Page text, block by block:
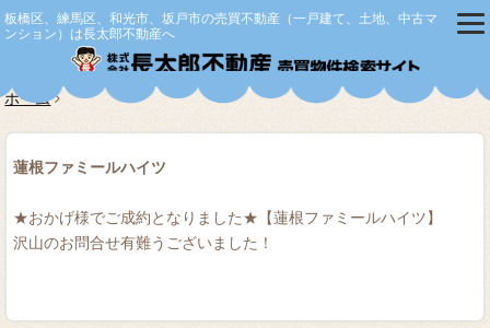
板橋区、練馬区、和光市、坂戸市の売買不動産（一戸建て、土地、中古マ
ンション）は長太郎不動産へ
ホーム
蓮根ファミールハイツ
★おかげ様でご成約となりました★【蓮根ファミールハイツ】
沢山のお問合せ有難うございました！